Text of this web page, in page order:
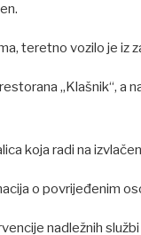
teretno vozilo je iz
„Klašnik“, a
koja radi na
o povrijeđenim
nadležnih